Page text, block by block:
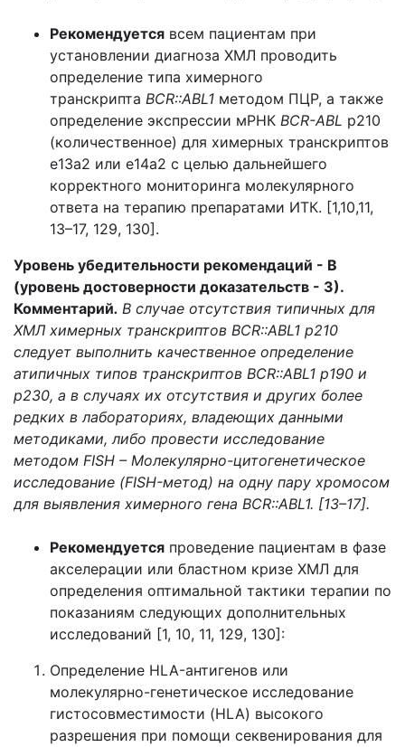
Рекомендуется всем пациентам при
установлении диагноза ХМЛ проводить
определение типа химерного
транскрипта BCR::ABL1 методом ПЦР, а также
определение экспрессии мРНК BCR-ABL p210
(количественное) для химерных транскриптов
e13a2 или e14a2 с целью дальнейшего
корректного мониторинга молекулярного
ответа на терапию препаратами ИТК. [1,10,11,
13–17, 129, 130].
Уровень убедительности рекомендаций - В
(уровень достоверности доказательств - 3).
Комментарий. В случае отсутствия типичных для
ХМЛ химерных транскриптов BCR::ABL1 p210
следует выполнить качественное определение
атипичных типов транскриптов BCR::ABL1 p190 и
p230, а в случаях их отсутствия и других более
редких в лабораториях, владеющих данными
методиками, либо провести исследование
методом FISH – Молекулярно-цитогенетическое
исследование (FISH-метод) на одну пару хромосом
для выявления химерного гена BCR::ABL1. [13–17].
Рекомендуется проведение пациентам в фазе
акселерации или бластном кризе ХМЛ для
определения оптимальной тактики терапии по
показаниям следующих дополнительных
исследований [1, 10, 11, 129, 130]:
Определение HLA-антигенов или
молекулярно-генетическое исследование
гистосовместимости (HLA) высокого
разрешения при помощи секвенирования для